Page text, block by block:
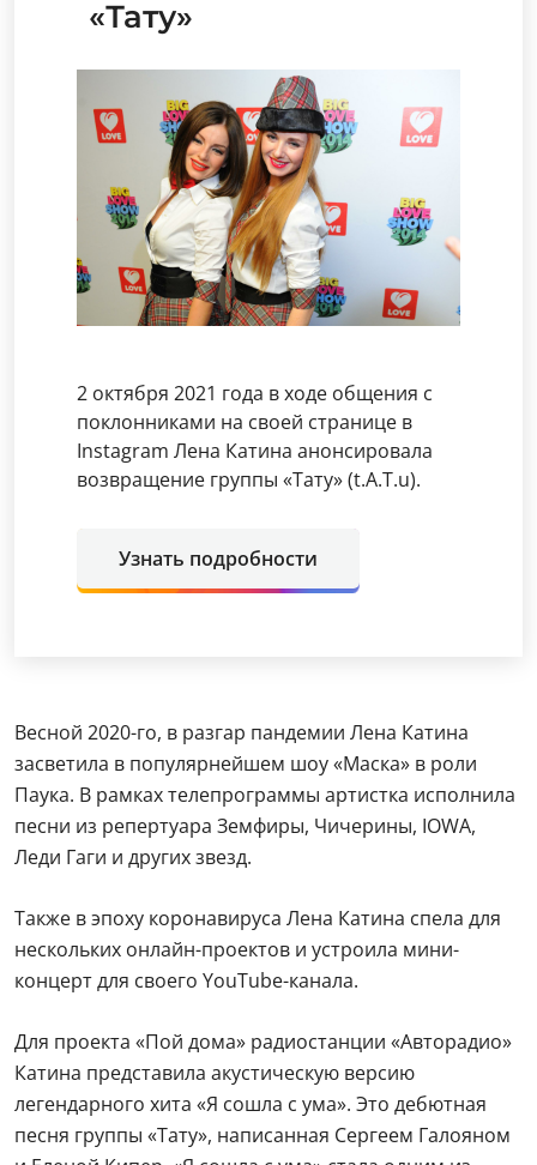
«Тату»
2 октября 2021 года в ходе общения с
поклонниками на своей странице в
Instagram Лена Катина анонсировала
возвращение группы «Тату» (t.A.T.u).
Узнать подробности
Весной 2020-го, в разгар пандемии Лена Катина
засветила в популярнейшем шоу «Маска» в роли
Паука. В рамках телепрограммы артистка исполнила
песни из репертуара Земфиры, Чичерины, IOWA,
Леди Гаги и других звезд.
Также в эпоху коронавируса Лена Катина спела для
нескольких онлайн-проектов и устроила мини-
концерт для своего YouTube-канала.
Для проекта «Пой дома» радиостанции «Авторадио»
Катина представила акустическую версию
легендарного хита «Я сошла с ума». Это дебютная
песня группы «Тату», написанная Сергеем Галояном